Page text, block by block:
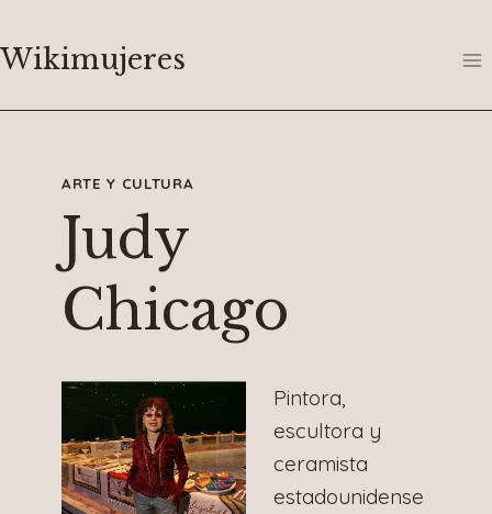
al
Wikimujeres
ARTE Y CULTURA
Judy
Chicago
Pintora,
escultora y
ceramista
estadounidense